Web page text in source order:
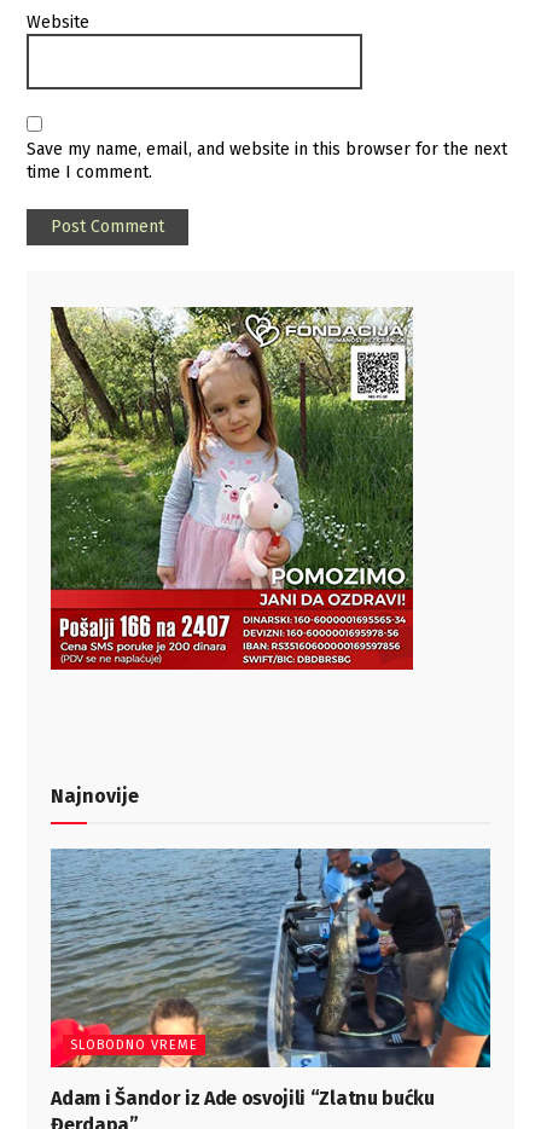
Website
Save my name, email, and website in this browser for the next
time I comment.
Najnovije
SLOBODNO VREME
Adam i Šandor iz Ade osvojili “Zlatnu bućku